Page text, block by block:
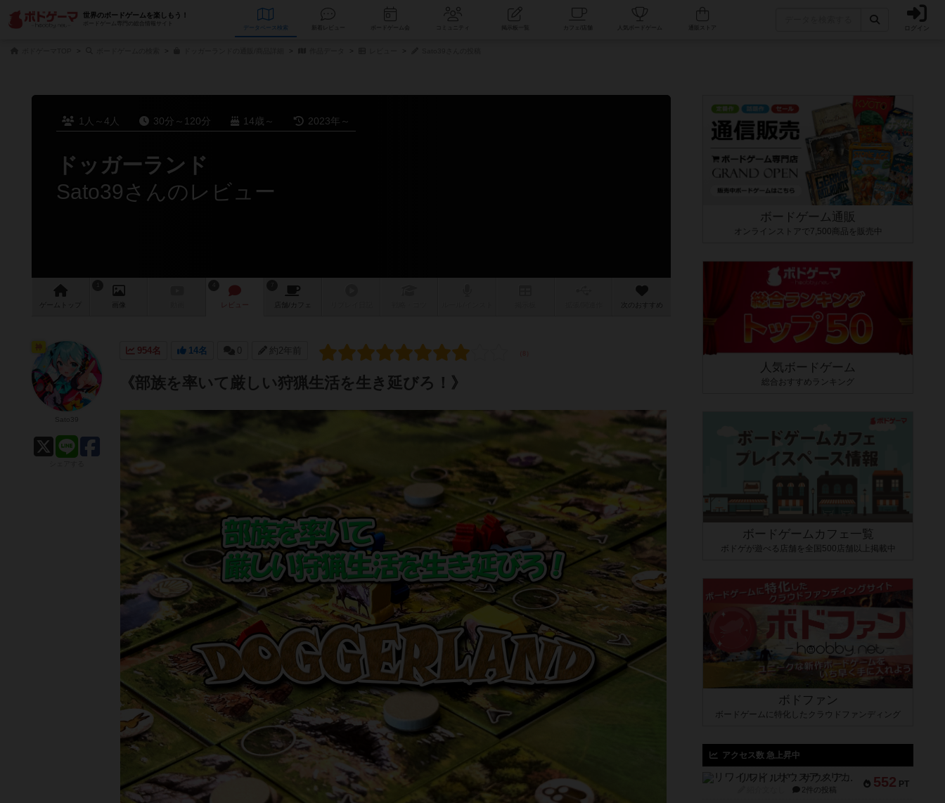
世界のボードゲームを楽しもう！
ボードゲーム専門の総合情報サイト
データベース コミュニティ 人気ボードゲーム ログイン
1人～4人 30分～120分 14歳～ 2023年～
ドッガーランド
Sato39さんのレビュー
ゲーム 画像 レビュー 店舗/ カフェ 次のおすすめ
954名 14名 0 約2年前
《部族を率いて厳しい狩猟生活を生き延びろ！》
ボードゲーム通販
オンラインストアで7,500商品を販売中
人気ボードゲーム
総合おすすめランキング
ボードゲームカフェ一覧
ボドゲが遊べる店舗を全国500店舗以上掲載中
ボドファン
ボードゲームに特化したクラウドファンディング
アクセス数 急上昇中
552 PT
リワイルド：サウスアメリカ
2件の投稿